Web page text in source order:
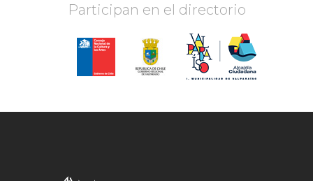
Participan en el directorio